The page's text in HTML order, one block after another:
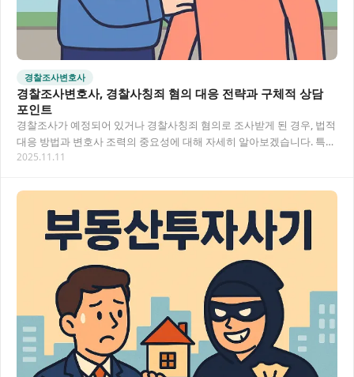
경찰조사변호사
경찰조사변호사, 경찰사칭죄 혐의 대응 전략과 구체적 상담
포인트
경찰조사가 예정되어 있거나 경찰사칭죄 혐의로 조사받게 된 경우, 법적
대응 방법과 변호사 조력의 중요성에 대해 자세히 알아보겠습니다. 특히
초기 대응이 사건 결과에 미치는 영향과…
2025.11.11